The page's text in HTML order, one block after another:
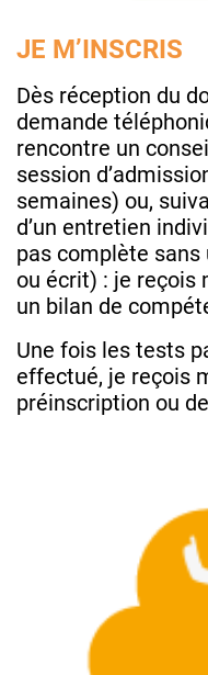
JE M’INSCRIS
Dès réception du
demande
rencontre un
session
semaines) ou,
d’un entretien
pas complète
ou écrit) : je reçois
un bilan de
Une fois les tests
effectué, je reçois
préinscription ou